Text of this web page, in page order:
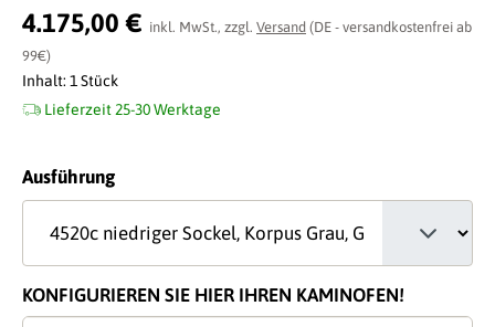
Durchschnittliche Bewertung von 0 von 5 Sternen
4.175,00 € inkl. MwSt., zzgl. Versand (DE - versandkostenfrei ab
99€)
Inhalt: 1 Stück
Lieferzeit 25-30 Werktage
Ausführungauswählen
KONFIGURIEREN SIE HIER IHREN KAMINOFEN!